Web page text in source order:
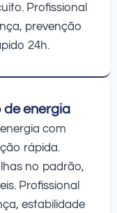
Profissional
prevenção
24h.
de energia
com
rápida.
no padrão,
Profissional
estabilidade